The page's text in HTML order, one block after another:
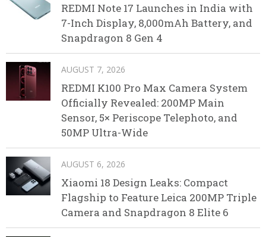
REDMI Note 17 Launches in India with
7-Inch Display, 8,000mAh Battery, and
Snapdragon 8 Gen 4
AUGUST 7, 2026
REDMI K100 Pro Max Camera System
Officially Revealed: 200MP Main
Sensor, 5× Periscope Telephoto, and
50MP Ultra-Wide
AUGUST 6, 2026
Xiaomi 18 Design Leaks: Compact
Flagship to Feature Leica 200MP Triple
Camera and Snapdragon 8 Elite 6